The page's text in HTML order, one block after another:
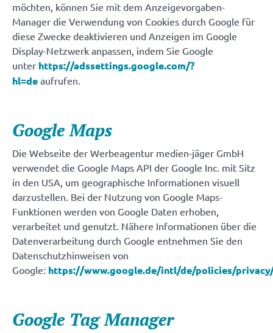
möchten, können Sie mit dem Anzeigevorgaben-
Manager die Verwendung von Cookies durch Google für
diese Zwecke deaktivieren und Anzeigen im Google
Display-Netzwerk anpassen, indem Sie Google
unter https://adssettings.google.com/?
hl=de aufrufen.
Google Maps
Die Webseite der Werbeagentur medien-jäger GmbH
verwendet die Google Maps API der Google Inc. mit Sitz
in den USA, um geographische Informationen visuell
darzustellen. Bei der Nutzung von Google Maps-
Funktionen werden von Google Daten erhoben,
verarbeitet und genutzt. Nähere Informationen über die
Datenverarbeitung durch Google entnehmen Sie den
Datenschutzhinweisen von
Google: https://www.google.de/intl/de/policies/
Google Tag Manager